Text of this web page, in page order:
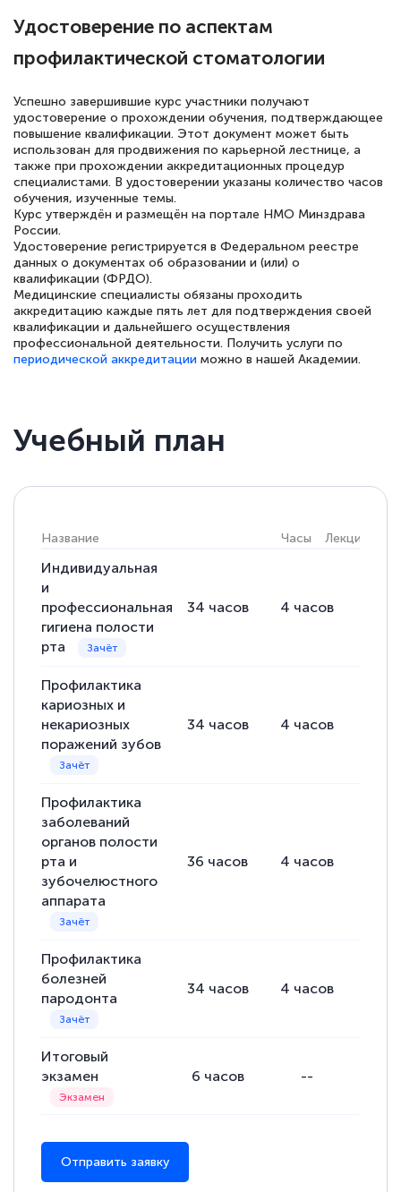
Елена Петрикс
Знаток города 5 уровня
11 марта 2026
Всем добрый день! Я прошла курс
повышени каалификации по
специальности «Тренер-преподаватель
по тяжелой атлетике»! Хочется
подчеркуть, что при обращении
оперативно связались со мной
специалисты, ответили на все
интересующие вопросы и в течении
Знаток города 7 уровня
Оставила заявку на обучение онлайн, мне
быстро ответили, разъяснили все детали.
Обучение понравилось: огромное
количество тематической литературы,
пособий и учебников доступно на время
прохождения курса, удобная система
аттестации, проблем не возникло ни на
каком этапе…
Удостоверение по аспектам
профилактической стоматологии
Успешно завершившие курс участники получают
удостоверение о прохождении обучения, подтверждающее
повышение квалификации. Этот документ может быть
использован для продвижения по карьерной лестнице, а
также при прохождении аккредитационных процедур
специалистами. В удостоверении указаны количество часов
обучения, изученные темы.
Курс утверждён и размещён на портале НМО Минздрава
России.
Удостоверение регистрируется в Федеральном реестре
данных о документах об образовании и (или) о
квалификации (ФРДО).
Медицинские специалисты обязаны проходить
аккредитацию каждые пять лет для подтверждения своей
квалификации и дальнейшего осуществления
профессиональной деятельности. Получить услуги по
периодической аккредитации можно в нашей Академии.
Учебный план
Название Часы Лекции
Индивидуальная
и
профессиональная
гигиена полости
рта
34 часов 4 часов
Профилактика
кариозных и
некариозных
поражений зубов
34 часов 4 часов
Профилактика
заболеваний
органов полости
рта и
зубочелюстного
аппарата
36 часов 4 часов
Профилактика
болезней
пародонта
34 часов 4 часов
Итоговый
экзамен
6 часов --
Отправить заявку